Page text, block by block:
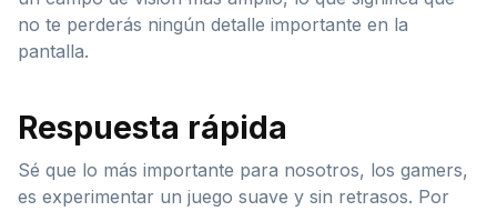
no te perderás ningún detalle importante en la
pantalla.
Respuesta rápida
Sé que lo más importante para nosotros, los gamers,
es experimentar un juego suave y sin retrasos. Por